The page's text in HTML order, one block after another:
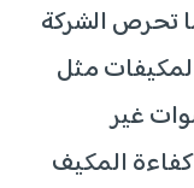
تحرص الشركة
مثل
غير
المكيف